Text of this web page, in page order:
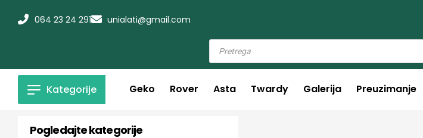
064 23 24 291 unialati@gmail.com
Kategorije
Pogledajte kategorije
Geko Rover Asta Twardy Galerija Preuzimanje